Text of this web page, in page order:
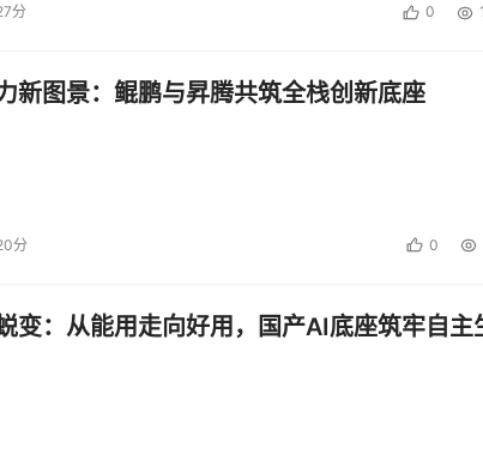
升开发效率。洪定坤表示，豆包1.6模型在编程能力上
快推送给用户。
辅助开发。TRAE 的整体月活用户已经超过了 100 万
发范式与技术架构全面升级。他说：“PC时代主体是
主感知、规划和反思，完成复杂任务。从被动工具转
分 0
新图景：鲲鹏与昇腾共筑全栈创新底座
分 0
变：从能用走向好用，国产AI底座筑牢自主